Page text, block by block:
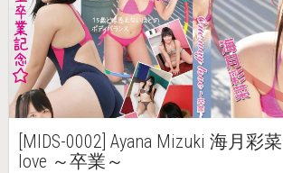
[MIDS-0002] Ayana Mizuki 海月彩
love ～卒業～